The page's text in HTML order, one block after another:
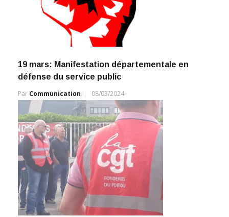
19 mars: Manifestation départementale en
défense du service public
Par Communication 08/03/2024